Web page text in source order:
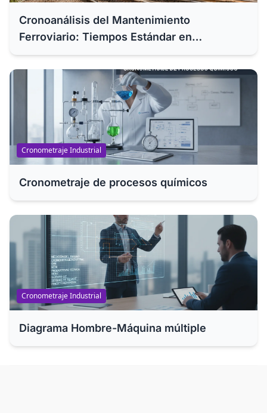
Cronoanálisis del Mantenimiento
Ferroviario: Tiempos Estándar en
Revisiones ITV y RGS de Trenes de
Rodadura
Cronometraje Industrial
Cronometraje de procesos químicos
Cronometraje Industrial
Diagrama Hombre-Máquina múltiple